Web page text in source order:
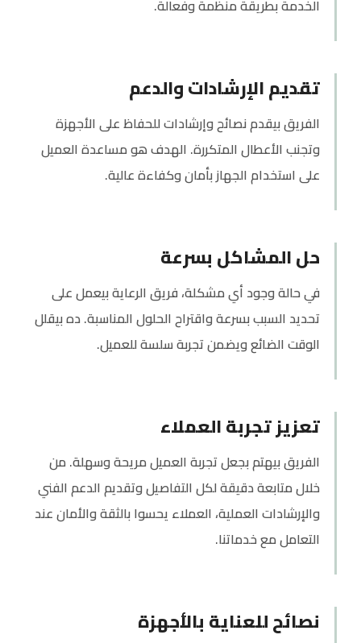
الخدمة بطريقة منظمة وفعالة.
تقديم الإرشادات والدعم
الفريق بيقدم نصائح وإرشادات للحفاظ على الأجهزة
وتجنب الأعطال المتكررة. الهدف هو مساعدة العميل
على استخدام الجهاز بأمان وكفاءة عالية.
حل المشاكل بسرعة
في حالة وجود أي مشكلة، فريق الرعاية بيعمل على
تحديد السبب بسرعة واقتراح الحلول المناسبة. ده بيقلل
الوقت الضائع ويضمن تجربة سلسة للعميل.
تعزيز تجربة العملاء
الفريق بيهتم بجعل تجربة العميل مريحة وسهلة. من
خلال متابعة دقيقة لكل التفاصيل وتقديم الدعم الفني
والإرشادات العملية، العملاء يحسوا بالثقة والأمان عند
التعامل مع خدماتنا.
نصائح للعناية بالأجهزة